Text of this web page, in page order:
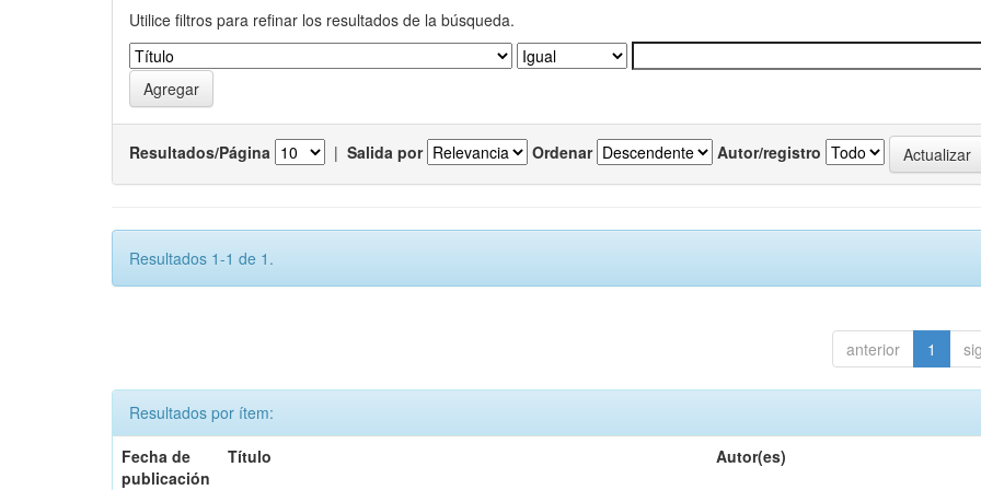
Utilice filtros para refinar los resultados de la búsqueda.
Resultados/Página | Salida por Ordenar Autor/registro
Resultados 1-1 de 1.
anterior 1
Resultados por ítem:
Fecha de
publicación
Título Autor(es)